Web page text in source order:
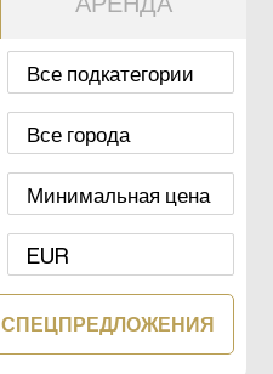
СПЕЦПРЕДЛОЖЕНИЯ